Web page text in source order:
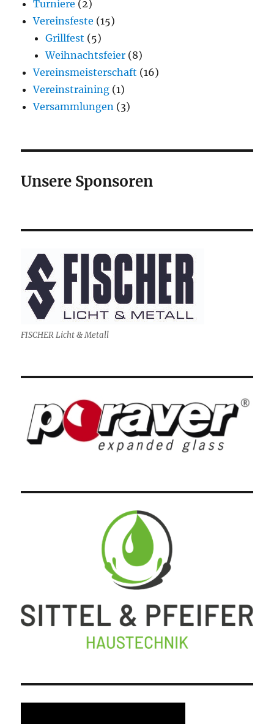
Turniere (2)
Vereinsfeste (15)
Grillfest (5)
Weihnachtsfeier (8)
Vereinsmeisterschaft (16)
Vereinstraining (1)
Versammlungen (3)
Unsere Sponsoren
FISCHER Licht & Metall